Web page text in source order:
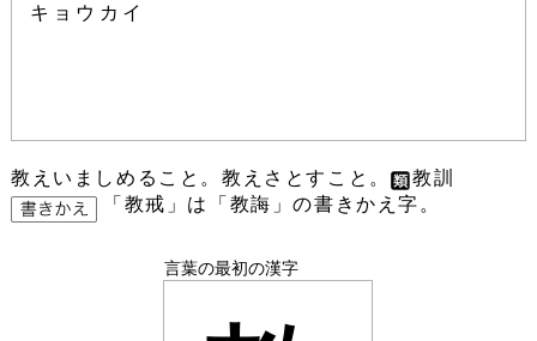
キョウカイ
教えいましめること。教えさとすこと。
教訓
「教戒」は「教誨」の書きかえ字。
言葉の最初の漢字